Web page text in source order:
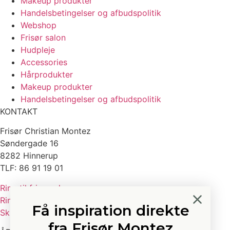
Handelsbetingelser og afbudspolitik
Webshop
Frisør salon
Hudpleje
Accessories
Hårprodukter
Makeup produkter
Handelsbetingelser og afbudspolitik
KONTAKT
Frisør Christian Montez
Søndergade 16
8282 Hinnerup
TLF: 86 91 19 01
Ring til frisørsalonen
Ring til kundeservice
Skriv til kundeservice
Få inspiration direkte